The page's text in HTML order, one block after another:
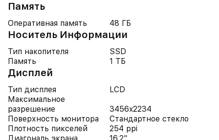
Память
Оперативная память 48 ГБ
Носитель Информации
Тип накопителя
SSD
Память
1 ТБ
Дисплей
Тип дисплея
LCD
Максимальное
разрешение
3456x2234
Поверхность монитора
Стандартное стекло
Плотность пикселей
254 ppi